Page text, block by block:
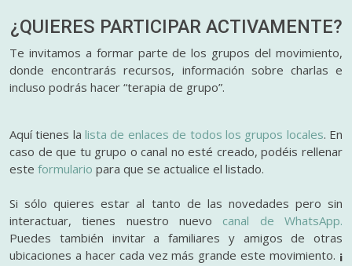
¿QUIERES PARTICIPAR ACTIVAMENTE?
Te invitamos a formar parte de los grupos del movimiento,
donde encontrarás recursos, información sobre charlas e
incluso podrás hacer “terapia de grupo”.
Aquí tienes lalista de enlaces de todos los grupos locales. En
caso de que tu grupo o canal no esté creado, podéis rellenar
este formulario para que se actualice el listado.
Si sólo quieres estar al tanto de las novedades pero sin
interactuar, tienes nuestro nuevo canal de WhatsApp.
Puedes también invitar a familiares y amigos de otras
ubicaciones a hacer cada vez más grande este movimiento. ¡